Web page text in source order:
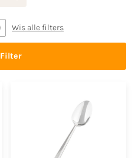
Wis alle filters
Filter